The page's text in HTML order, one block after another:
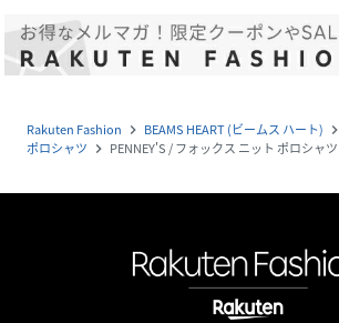
Rakuten Fashion navigate_next BEAMS HEART (ビームス ハート) navigate_next
ポロシャツ navigate_next PENNEY'S / フォックス ニット ポロシャツ